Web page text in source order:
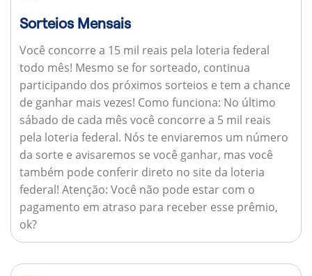
Sorteios Mensais
Você concorre a 15 mil reais pela loteria federal
todo mês! Mesmo se for sorteado, continua
participando dos próximos sorteios e tem a chance
de ganhar mais vezes! Como funciona: No último
sábado de cada mês você concorre a 5 mil reais
pela loteria federal. Nós te enviaremos um número
da sorte e avisaremos se você ganhar, mas você
também pode conferir direto no site da loteria
federal! Atenção: Você não pode estar com o
pagamento em atraso para receber esse prêmio,
ok?